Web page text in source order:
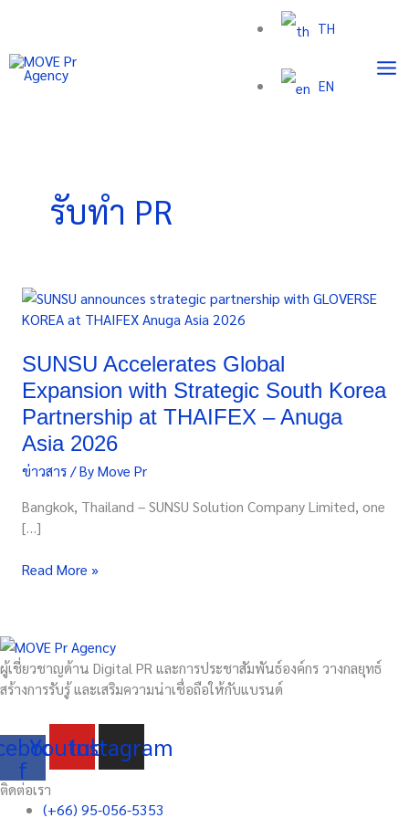
content
TH
EN
รับทำ PR
SUNSU Accelerates Global
Expansion with Strategic South Korea
Partnership at THAIFEX – Anuga
Asia 2026
ข่าวสาร/ ByMove Pr
Bangkok, Thailand – SUNSU Solution Company Limited, one
[…]
SUNSU
Accelerates
Expansion
with
Strategic
South
Korea
Partnership
THAIFEX
–
Asia
Read More »
ผู้เชี่ยวชาญด้าน Digital PR และการประชาสัมพันธ์องค์กร วางกลยุทธ์
สร้างการรับรู้ และเสริมความน่าเชื่อถือให้กับแบรนด์
f
Youtube
Instagram
ติดต่อเรา
(+66) 95-056-5353